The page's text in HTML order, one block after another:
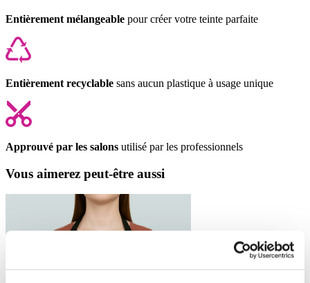
Entièrement mélangeable pour créer votre teinte parfaite
Entièrement recyclable sans aucun plastique à usage unique
Approuvé par les salons utilisé par les professionnels
Vous aimerez peut-être aussi